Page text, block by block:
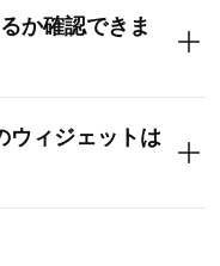
か確認できま
ウィジェットは